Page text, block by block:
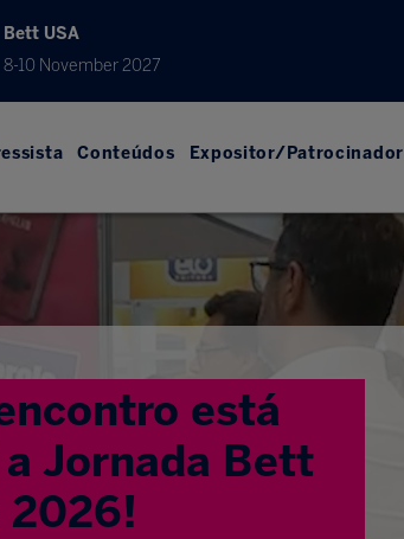
Bett USA
8-10 November 2027
Conteúdos Expositor/Patrocinador
está
Jornada Bett
2026!